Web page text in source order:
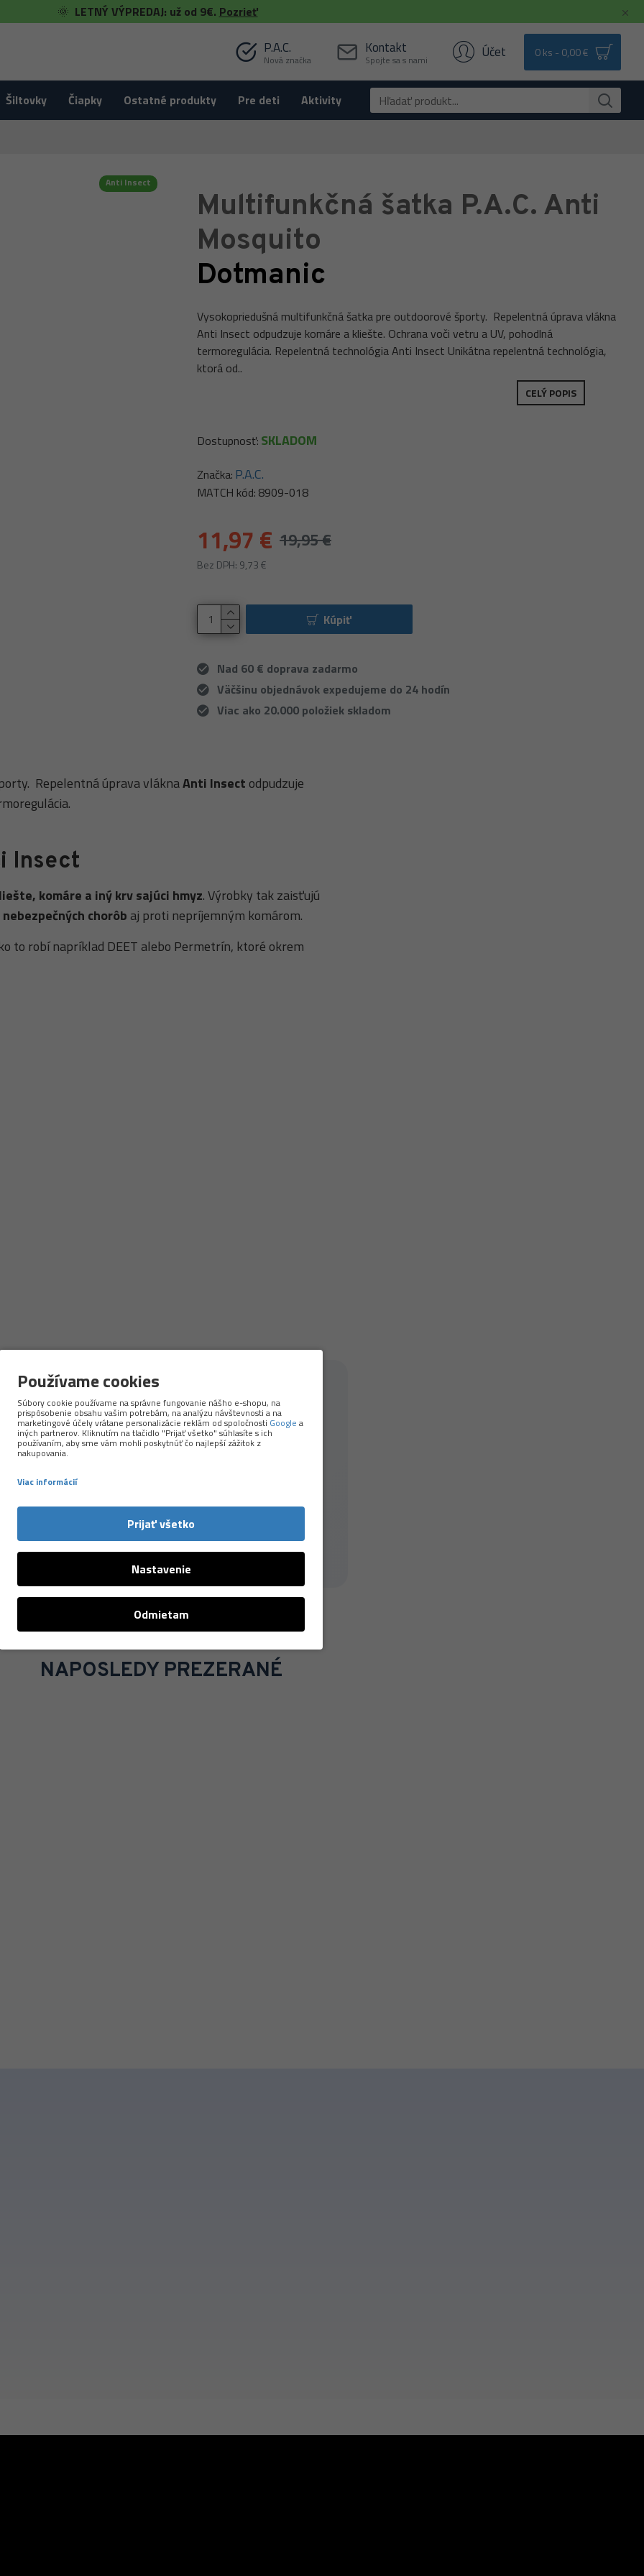
🌞 LETNÝ VÝPREDAJ: už od 9€. Pozrieť
P.A.C.
Nová značka
Kontakt
Spojte sa s nami Účet 0 ks - 0,00 €
Šiltovky Čiapky Ostatné produkty Pre deti Aktivity
Anti Insect
Multifunkčná šatka P.A.C. Anti
Mosquito
Dotmanic
Vysokopriedušná multifunkčná šatka pre outdoorové športy. Repelentná úprava vlákna
Anti Insect odpudzuje komáre a kliešte. Ochrana voči vetru a UV, pohodlná
termoregulácia. Repelentná technológia Anti Insect Unikátna repelentná technológia,
ktorá od..
CELÝ POPIS
11,97 € 19,95 €
Bez DPH: 9,73 €
Dostupnosť: SKLADOM
Značka: P.A.C.
MATCH kód: 8909-018
Kúpiť
Nad 60 € doprava zadarmo
Väčšinu objednávok expedujeme do 24 hodín
Viac ako 20.000 položiek skladom
k použitým materiálom.
pre šport a outdoor. Väčšinu produktov si vyrábajú sami
kvalitu, použité materiály aj etické spracovanie. P.A.C. stavia na
myslí na planétu.
zdrojov a ďalšie materiály s nižšou ekologickou stopou. Ich
fungujú pri behu, turistike aj každodennom nosení.
Repelentná úprava vláknaAnti Insect odpudzuje
Insect
komáre a iný krv sajúci hmyz. Výrobky tak zaisťujú
nebezpečných chorôb aj proti nepríjemným komárom.
to robí napríklad DEET alebo Permetrín, ktoré okrem
NAPOSLEDY PREZERANÉ
Používame cookies
Súbory cookie používame na správne fungovanie nášho e-shopu, na
prispôsobenie obsahu vašim potrebám, na analýzu návštevnosti a na
marketingové účely vrátane personalizácie reklám od spoločnosti Google a
iných partnerov. Kliknutím na tlačidlo "Prijať všetko" súhlasíte s ich
používaním, aby sme vám mohli poskytnúť čo najlepší zážitok z
nakupovania.
Viac informácií
Prijať všetko
Nastavenie
Odmietam